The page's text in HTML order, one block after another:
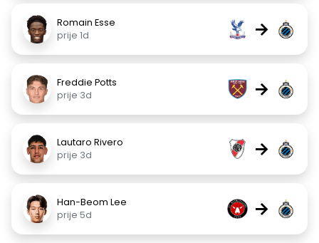
Romain Esse
prije 1d
→
Freddie Potts
prije 3d
→
Lautaro Rivero
prije 3d
→
Han-Beom Lee
prije 5d
→